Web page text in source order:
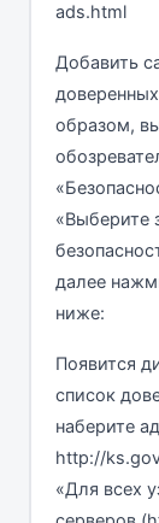
ads.html
Добавить
образом,
«Выберите
далее
ниже:
Появится
список
наберите
http://
«Для всех